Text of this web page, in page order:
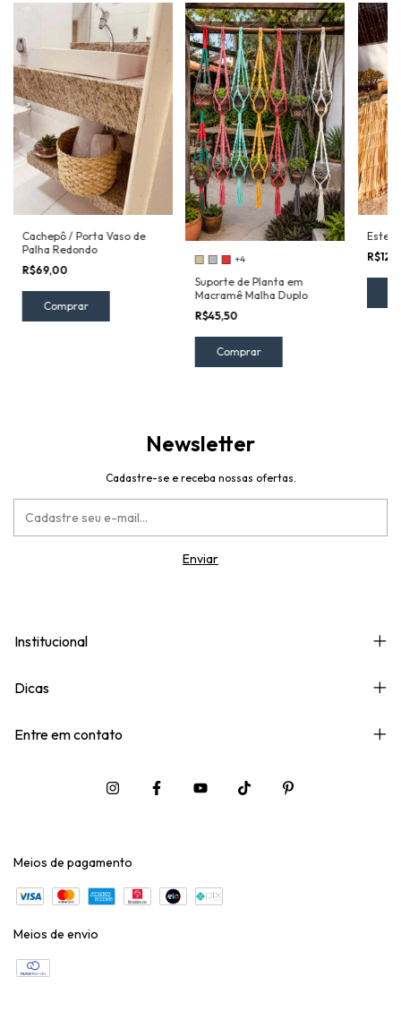
Cachepô / Porta Vaso de
Palha Redondo
R$69,00
Comprar
+4
Suporte de Planta em
Macramê Malha Duplo
R$45,50
Comprar
Newsletter
Cadastre-se e receba nossas ofertas.
Institucional
Dicas
Entre em contato
Meios de pagamento
Meios de envio